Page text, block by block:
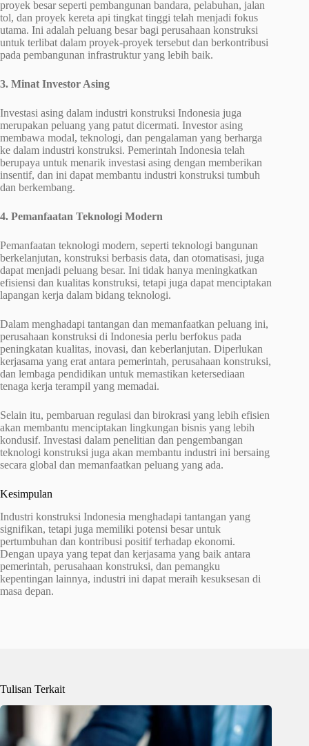
proyek besar seperti pembangunan bandara, pelabuhan, jalan
tol, dan proyek kereta api tingkat tinggi telah menjadi fokus
utama. Ini adalah peluang besar bagi perusahaan konstruksi
untuk terlibat dalam proyek-proyek tersebut dan berkontribusi
pada pembangunan infrastruktur yang lebih baik.
3. Minat Investor Asing
Investasi asing dalam industri konstruksi Indonesia juga
merupakan peluang yang patut dicermati. Investor asing
membawa modal, teknologi, dan pengalaman yang berharga
ke dalam industri konstruksi. Pemerintah Indonesia telah
berupaya untuk menarik investasi asing dengan memberikan
insentif, dan ini dapat membantu industri konstruksi tumbuh
dan berkembang.
4. Pemanfaatan Teknologi Modern
Pemanfaatan teknologi modern, seperti teknologi bangunan
berkelanjutan, konstruksi berbasis data, dan otomatisasi, juga
dapat menjadi peluang besar. Ini tidak hanya meningkatkan
efisiensi dan kualitas konstruksi, tetapi juga dapat menciptakan
lapangan kerja dalam bidang teknologi.
Dalam menghadapi tantangan dan memanfaatkan peluang ini,
perusahaan konstruksi di Indonesia perlu berfokus pada
peningkatan kualitas, inovasi, dan keberlanjutan. Diperlukan
kerjasama yang erat antara pemerintah, perusahaan konstruksi,
dan lembaga pendidikan untuk memastikan ketersediaan
tenaga kerja terampil yang memadai.
Selain itu, pembaruan regulasi dan birokrasi yang lebih efisien
akan membantu menciptakan lingkungan bisnis yang lebih
kondusif. Investasi dalam penelitian dan pengembangan
teknologi konstruksi juga akan membantu industri ini bersaing
secara global dan memanfaatkan peluang yang ada.
Kesimpulan
Industri konstruksi Indonesia menghadapi tantangan yang
signifikan, tetapi juga memiliki potensi besar untuk
pertumbuhan dan kontribusi positif terhadap ekonomi.
Dengan upaya yang tepat dan kerjasama yang baik antara
pemerintah, perusahaan konstruksi, dan pemangku
kepentingan lainnya, industri ini dapat meraih kesuksesan di
masa depan.
Tulisan Terkait